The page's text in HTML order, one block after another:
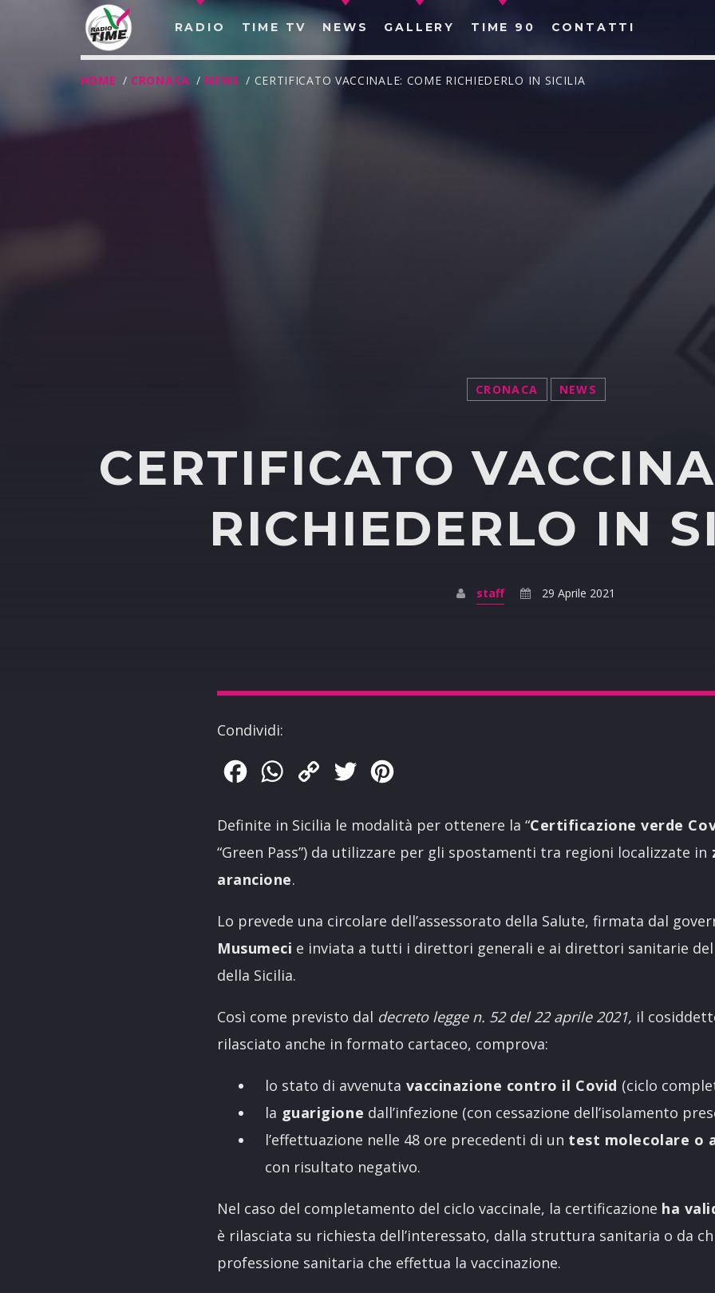
RADIO TIME TV NEWS GALLERY TIME 90 CONTATTI
CERCA NEL SITO WEB:
HOME / CRONACA / NEWS / CERTIFICATO VACCINALE: COME RICHIEDERLO IN SICILIA
CRONACA NEWS
CERTIFICATO
RICHIEDERLO IN
staff 29 Aprile 2021
Condividi:
FacebookWhatsApp
Copy
Twitter
Definite in Sicilia le modalità per ottenere la “Certificazione verde
“Green Pass”) da utilizzare per gli spostamenti tra regioni localizzate in
arancione.
Lo prevede una circolare dell’assessorato della Salute, firmata dal
Musumeci e inviata a tutti i direttori generali e ai direttori sanitarie
della Sicilia.
Così come previsto dal decreto legge n. 52 del 22 aprile 2021, il
rilasciato anche in formato cartaceo, comprova:
lo stato di avvenuta vaccinazione contro il Covid (ciclo
la guarigione dall’infezione (con cessazione dell’isolamento
l’effettuazione nelle 48 ore precedenti di un test molecolare o
con risultato negativo.
Nel caso del completamento del ciclo vaccinale, la certificazione ha
è rilasciata su richiesta dell’interessato, dalla struttura sanitaria o da
professione sanitaria che effettua la vaccinazione.